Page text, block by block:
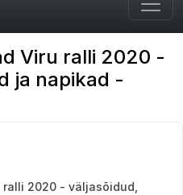
Viru ralli 2020 -
ja napikad -
2020 - väljasõidud,